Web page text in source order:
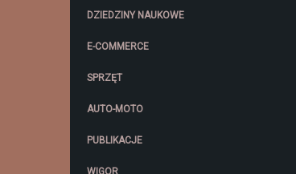
DZIEDZINY NAUKOWE
E-COMMERCE
SPRZĘT
AUTO-MOTO
PUBLIKACJE
WIGOR